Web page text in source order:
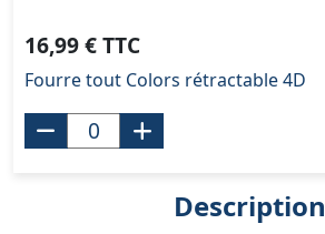
16,99 € TTC
Fourre tout Colors rétractable 4D
Description